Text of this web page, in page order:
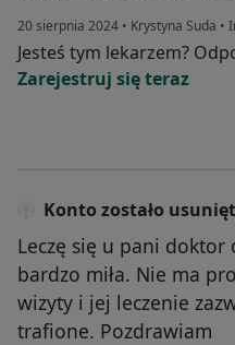
20 sierpnia 2024 • Krystyna Suda •
Jesteś tym lekarzem?
Zarejestruj się teraz
Konto zostało
Leczę się u pani
bardzo miła. Nie ma
wizyty i jej leczenie
trafione. Pozdrawiam